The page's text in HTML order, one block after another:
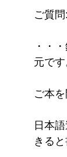
ご質問:
・・
元です
ご本
日本
きる